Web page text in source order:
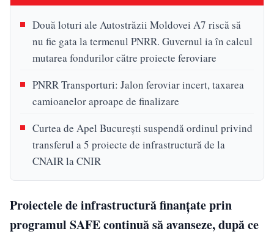
Două loturi ale Autostrăzii Moldovei A7 riscă să
nu fie gata la termenul PNRR. Guvernul ia în calcul
mutarea fondurilor către proiecte feroviare
PNRR Transporturi: Jalon feroviar incert, taxarea
camioanelor aproape de finalizare
Curtea de Apel București suspendă ordinul privind
transferul a 5 proiecte de infrastructură de la
CNAIR la CNIR
Proiectele de infrastructură finanțate prin
programul SAFE continuă să avanseze, după ce